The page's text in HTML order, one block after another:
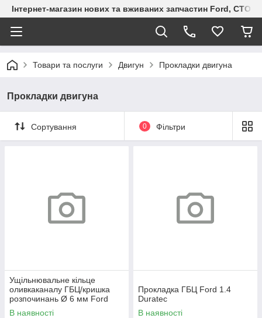
Інтернет-магазин нових та вживаних запчастин Ford, СТО
Товари та послуги Двигун Прокладки двигуна
Прокладки двигуна
Сортування 0 Фільтри
Ущільнювальне кільце
оливкаканалу ГБЦ/кришка
розпочинань Ø 6 мм Ford
1.4-1.6 TDCi, к-т 5 шт
В наявності
Прокладка ГБЦ Ford 1.4
Duratec
В наявності